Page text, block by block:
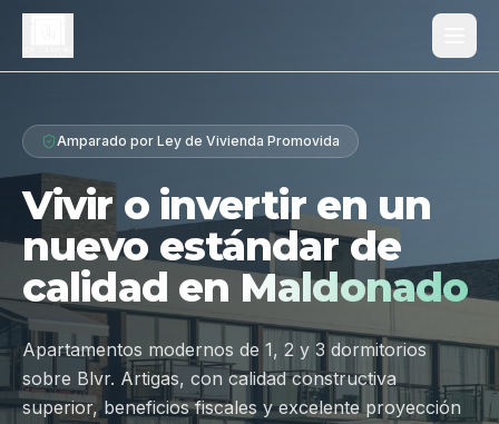
Proyecto
Diferenciales
Tipologías
Galería
Ubicación
Contacto
Amparado por Ley de Vivienda Promovida
Vivir o invertir en un
nuevo estándar de
calidad en Maldonado
Apartamentos modernos de 1, 2 y 3 dormitorios
sobre Blvr. Artigas, con calidad constructiva
superior, beneficios fiscales y excelente proyección